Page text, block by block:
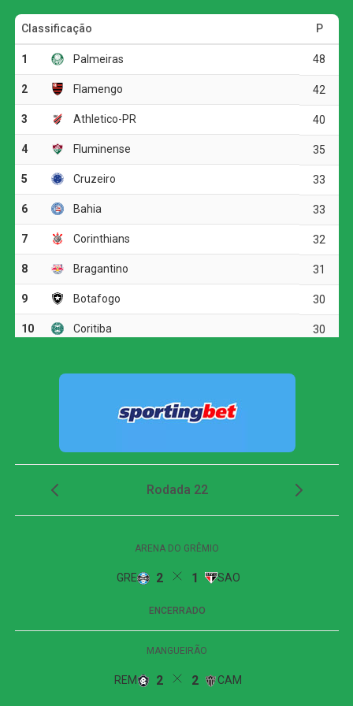
deixar o G4 ao fim da rodada. O Bahia, que soma 32
pontos, pode ultrapassar o Tricolor caso vença o Vasco
por pelo menos dois gols de diferença.
O Botafogo continua na sétima posição, com 30 pontos,
mas ainda pode perder posições dependendo dos outros
resultados da rodada.
O jogo
O Botafogo começou o clássico ocupando mais o campo
de ataque, mas encontrou dificuldades diante da
marcação tricolor. A primeira boa chance apareceu aos 19
minutos, quando Arthur Cabral recebeu na entrada da
área, passou pela marcação e finalizou rasteiro. Fábio
defendeu.
O Fluminense respondeu com chutes de longa distância.
finalização forte.
O time alvinegro voltou a ameaçar aos 29 minutos.
para fora. Em seguida, o volante completou cruzamento
Fluminense reage no segundo tempo, empata
com o Botafogo, mas amplia jejum no Brasileirão
O Botafogo abriu o placar aos 43 minutos. Em cobrança
vantagem antes do intervalo.